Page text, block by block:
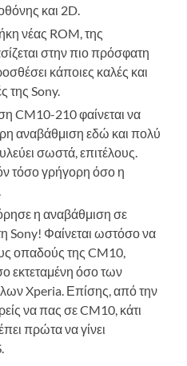
και 2D.
νέας ROM, της
στην πιο πρόσφατη
κάποιες καλές και
της Sony.
CM10-210 φαίνεται να
αναβάθμιση εδώ και πολύ
σωστά, επιτέλους.
τόσο γρήγορη όσο η
η αναβάθμιση σε
Sony! Φαίνεται ωστόσο να
οπαδούς της CM10,
εκτεταμένη όσο των
Xperia. Επίσης, από την
να πας σε CM10, κάτι
πρώτα να γίνει